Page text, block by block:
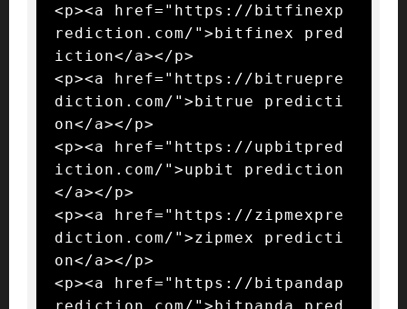
<p><a href="https://bitfinexp
rediction.com/">bitfinex pred
iction</a></p>
<p><a href="https://bitruepre
diction.com/">bitrue predicti
on</a></p>
<p><a href="https://upbitpred
iction.com/">upbit prediction
</a></p>
<p><a href="https://zipmexpre
diction.com/">zipmex predicti
on</a></p>
<p><a href="https://bitpandap
rediction.com/">bitpanda pred